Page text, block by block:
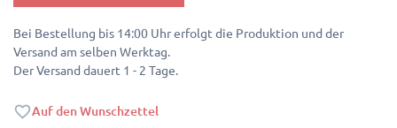
Bei Bestellung bis 14:00 Uhr erfolgt die Produktion und der
Versand am selben Werktag.
Der Versand dauert 1 - 2 Tage.
Auf den Wunschzettel